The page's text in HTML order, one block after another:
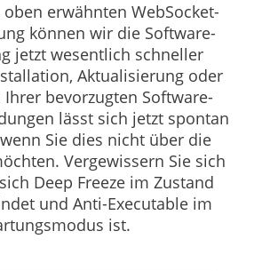
erwähnten WebSocket-
können wir die Software-
jetzt wesentlich schneller
Aktualisierung oder
bevorzugten Software-
lässt sich jetzt spontan
Sie dies nicht über die
Vergewissern Sie sich
Deep Freeze im Zustand
und Anti-Executable im
ist.